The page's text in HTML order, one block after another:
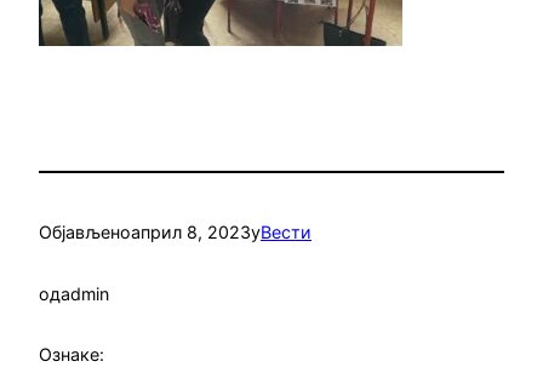
Објављеноаприл 8, 2023уВести
одadmin
Ознаке: